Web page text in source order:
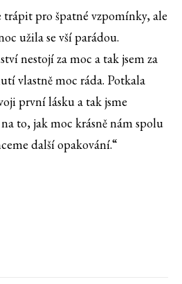
trápit pro špatné vzpomínky, ale
užila se vší parádou.
nestojí za moc a tak jsem za
vlastně moc ráda. Potkala
první lásku a tak jsme
to, jak moc krásně nám spolu
další opakování.“